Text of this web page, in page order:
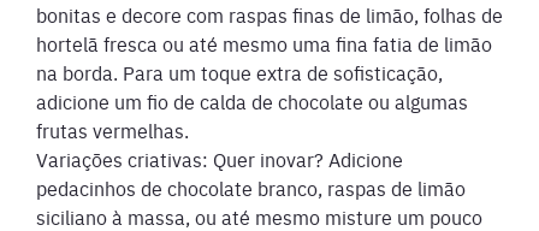
bonitas e decore com raspas finas de limão, folhas de
hortelã fresca ou até mesmo uma fina fatia de limão
na borda. Para um toque extra de sofisticação,
adicione um fio de calda de chocolate ou algumas
frutas vermelhas.
Variações criativas: Quer inovar? Adicione
pedacinhos de chocolate branco, raspas de limão
siciliano à massa, ou até mesmo misture um pouco